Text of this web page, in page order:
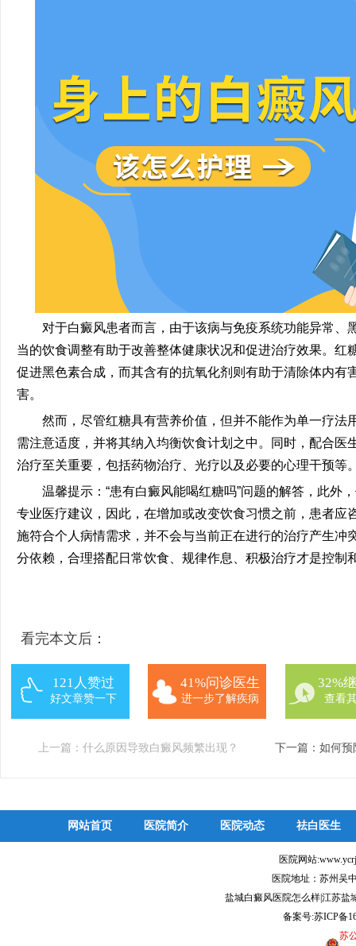
对于白癜风患者而言，由于该病与免疫系统功能异常、
当的饮食调整有助于改善整体健康状况和促进治疗效果。红
促进黑色素合成，而其含有的抗氧化剂则有助于清除体内有
害。
然而，尽管红糖具有营养价值，但并不能作为单一疗法
需注意适度，并将其纳入均衡饮食计划之中。同时，配合医
治疗至关重要，包括药物治疗、光疗以及必要的心理干预等
温馨提示：“患有白癜风能喝红糖吗”问题的解答，此外
专业医疗建议，因此，在增加或改变饮食习惯之前，患者应
施符合个人病情需求，并不会与当前正在进行的治疗产生冲
分依赖，合理搭配日常饮食、规律作息、积极治疗才是控制
看完本文后：
121人赞过
好文章赞一下
41%问诊医生
进一步了解疾病
32%
查看
上一篇： 什么原因导致白癜风频繁出现？ 下一篇： 如何预
网站首页 医院简介 医院动态 祛白医生
医院网站
医院地址：苏州吴
盐城白癜风医院怎么样|江苏盐
备案号:苏ICP备
苏